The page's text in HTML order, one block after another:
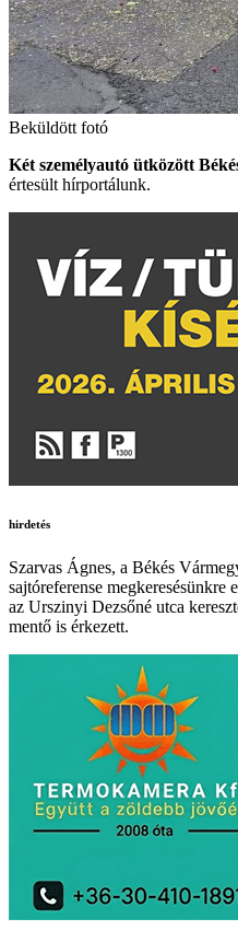
Beküldött fotó
Két személyautó ütközött
értesült hírportálunk.
hirdetés
Szarvas Ágnes, a Békés
sajtóreferense megkeresésünkre
az Urszinyi Dezsőné utca
mentő is érkezett.